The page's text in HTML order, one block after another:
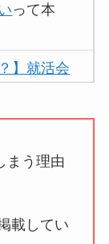
って本
】就活会
ニックは
まう理由
載してい